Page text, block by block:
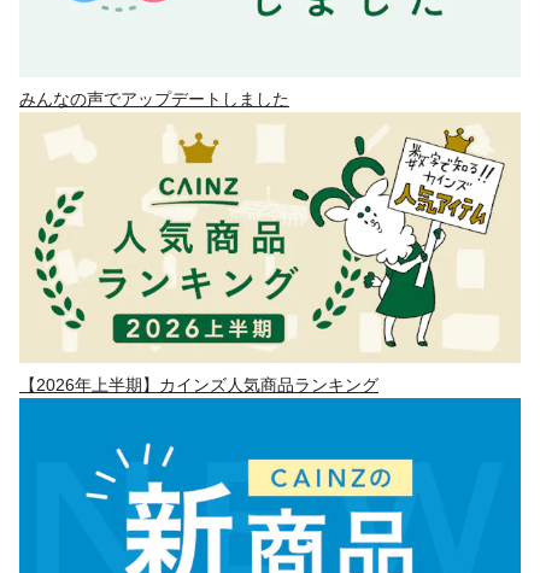
みんなの声でアップデートしました
【2026年上半期】カインズ人気商品ランキング